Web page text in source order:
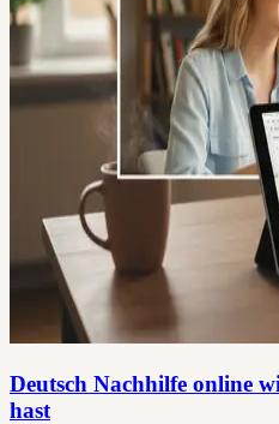
Deutsch Nachhilfe online
hast